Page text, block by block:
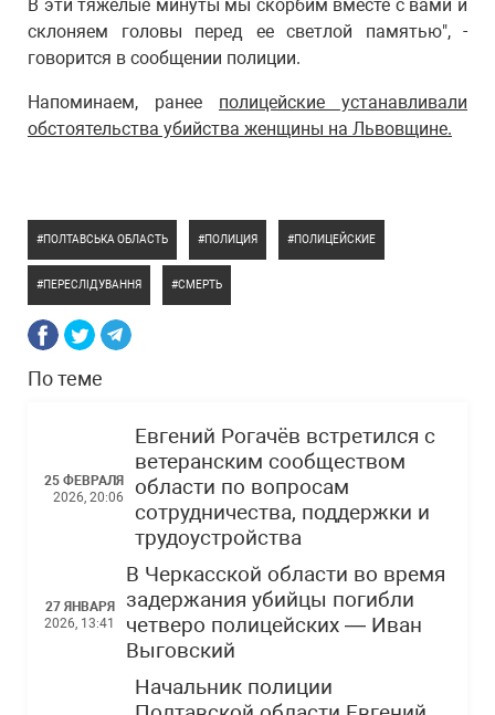
В эти тяжелые минуты мы скорбим вместе с вами и
склоняем головы перед ее светлой памятью", -
говорится в сообщении полиции.
Напоминаем, ранее полицейские устанавливали
обстоятельства убийства женщины на Львовщине.
ПОЛТАВСЬКА ОБЛАСТЬ ПОЛИЦИЯ ПОЛИЦЕЙСКИЕ
ПЕРЕСЛІДУВАННЯ СМЕРТЬ
По теме
25 ФЕВРАЛЯ
2026, 20:06
Евгений Рогачёв встретился с
ветеранским сообществом
области по вопросам
сотрудничества, поддержки и
трудоустройства
27 ЯНВАРЯ
2026, 13:41
В Черкасской области во время
задержания убийцы погибли
четверо полицейских — Иван
Выговский
Начальник полиции